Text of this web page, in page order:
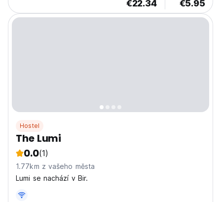
€22.34 €5.95
Hostel
The Lumi
0.0(1)
1.77km z vašeho města
Lumi se nachází v Bir.